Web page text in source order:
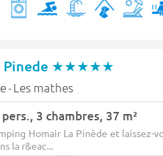
Pinede ★★★★★
- Les mathes
3 chambres, 37 m²
Homair La Pinède et laissez-
la r&eac...